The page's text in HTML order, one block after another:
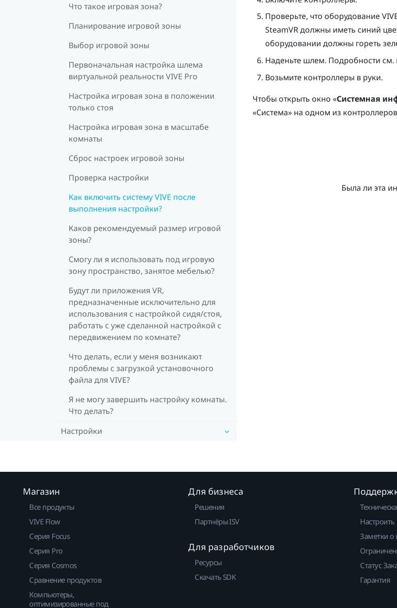
Что такое игровая зона?
Планирование игровой зоны
Выбор игровой зоны
Первоначальная настройка шлема
виртуальной реальности VIVE Pro
Настройка игровая зона в положении
только стоя
Настройка игровая зона в масштабе
комнаты
Сброс настроек игровой зоны
Проверка настройки
Как включить систему VIVE после
выполнения настройки?
Каков рекомендуемый размер игровой
зоны?
Смогу ли я использовать под игровую
зону пространство, занятое мебелью?
Будут ли приложения VR,
предназначенные исключительно для
использования с настройкой сидя/стоя,
работать с уже сделанной настройкой с
передвижением по комнате?
Что делать, если у меня возникают
проблемы с загрузкой установочного
файла для VIVE?
Я не могу завершить настройку комнаты.
Что делать?
Настройки
Проверьте, что оборудование
SteamVRдолжны иметь синий
оборудовании должны гореть
Наденьте шлем. Подробности см.
Возьмите контроллеры в руки.
Чтобы открыть окно «Системная
«Система» на одном из
Была ли эта
Магазин
Все продукты
VIVE Flow
Серия Focus
Серия Pro
Серия Cosmos
Сравнение продуктов
Компьютеры,
оптимизированные под
Для бизнеса
Решения
Партнёры ISV
Для разработчиков
Ресурсы
Скачать SDK
Настроить
Заметки о
Статус
Гарантия